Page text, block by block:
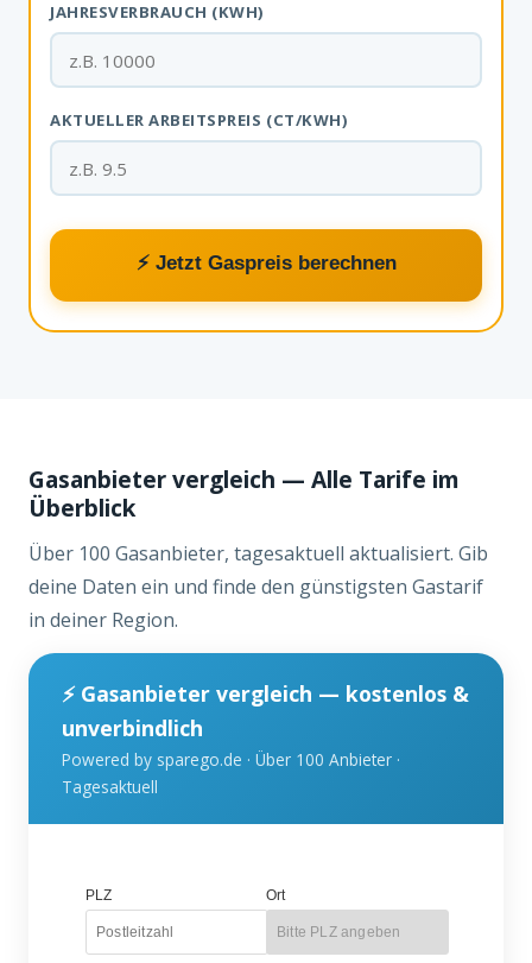
JAHRESVERBRAUCH (KWH)
AKTUELLER ARBEITSPREIS (CT/KWH)
⚡ Jetzt Gaspreis berechnen
Gasanbieter vergleich — Alle Tarife im
Überblick
Über 100 Gasanbieter, tagesaktuell aktualisiert. Gib
deine Daten ein und finde den günstigsten Gastarif
in deiner Region.
⚡ Gasanbieter vergleich — kostenlos &
unverbindlich
Powered by sparego.de · Über 100 Anbieter ·
Tagesaktuell